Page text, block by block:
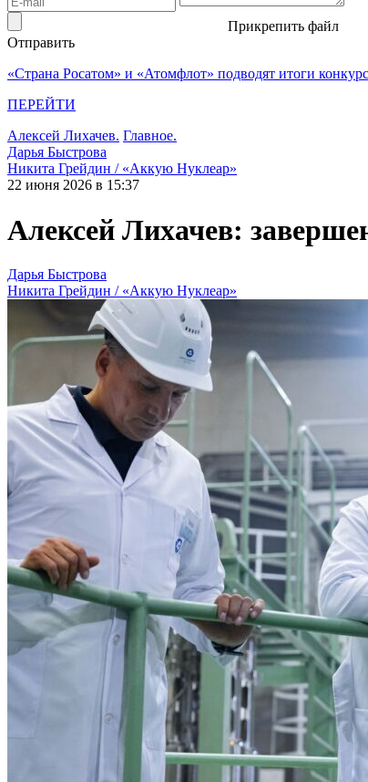
Прикрепить файл
Отправить
«Страна Росатом» и «Атомфлот» подводят итоги
ПЕРЕЙТИ
Алексей Лихачев. Главное.
Дарья Быстрова
Никита Грейдин / «Аккую Нуклеар»
22 июня 2026 в 15:37
Алексей Лихачев:
Дарья Быстрова
Никита Грейдин / «Аккую Нуклеар»